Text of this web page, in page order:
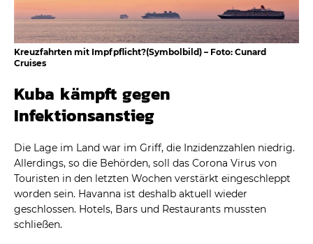
Kreuzfahrten mit Impfpflicht?(Symbolbild) – Foto: Cunard
Cruises
Kuba kämpft gegen
Infektionsanstieg
Die Lage im Land war im Griff, die Inzidenzzahlen niedrig.
Allerdings, so die Behörden, soll das Corona Virus von
Touristen in den letzten Wochen verstärkt eingeschleppt
worden sein. Havanna ist deshalb aktuell wieder
geschlossen. Hotels, Bars und Restaurants mussten
schließen.